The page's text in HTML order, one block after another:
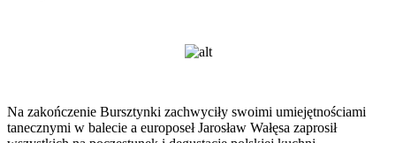
Na zakończenie Bursztynki zachwyciły swoimi umiejętnościami
tanecznymi w balecie a europoseł Jarosław Wałęsa zaprosił